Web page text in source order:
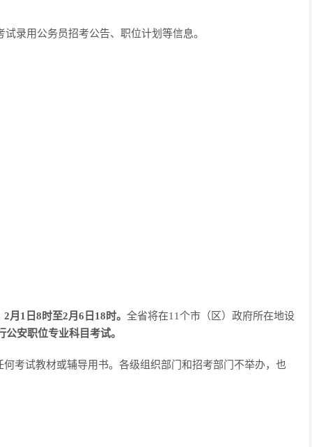
录用公务员招考公告、职位计划等信息。
2月1日8时至2月6日18时。 全省将在11个市（区）政府所在地设
安职位专业科目考试。
考试教材或辅导用书。各级组织部门和招考部门不举办，也